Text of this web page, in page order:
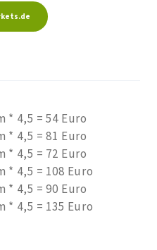
* 4,5 = 54 Euro
* 4,5 = 81 Euro
* 4,5 = 72 Euro
* 4,5 = 108 Euro
* 4,5 = 90 Euro
* 4,5 = 135 Euro